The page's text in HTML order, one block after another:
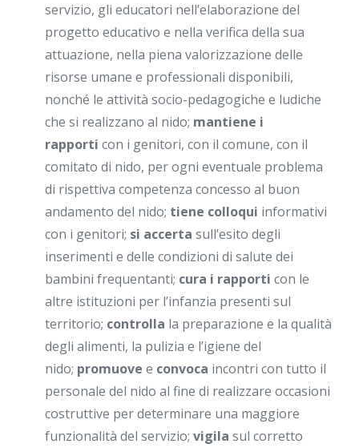
servizio, gli educatori nell’elaborazione del
progetto educativo e nella verifica della sua
attuazione, nella piena valorizzazione delle
risorse umane e professionali disponibili,
nonché le attività socio-pedagogiche e ludiche
che si realizzano al nido; mantiene i
rapporticon i genitori, con il comune, con il
comitato di nido, per ogni eventuale problema
di rispettiva competenza concesso al buon
andamento del nido; tiene colloqui informativi
con i genitori; si accertasull’esito degli
inserimenti e delle condizioni di salute dei
bambini frequentanti; cura i rapporticon le
altre istituzioni per l’infanzia presenti sul
territorio; controlla la preparazione e la qualità
degli alimenti, la pulizia e l’igiene del
nido; promuovee convoca incontri con tutto il
personale del nido al fine di realizzare occasioni
costruttive per determinare una maggiore
funzionalità del servizio;vigilasul corretto